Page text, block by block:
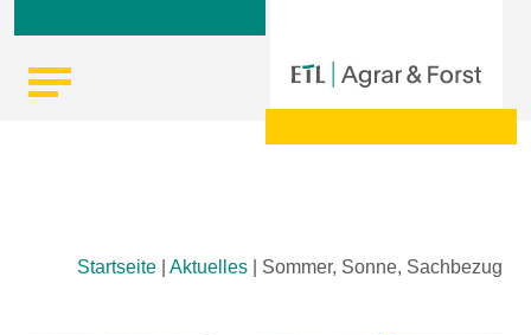
Startseite Aktuelles Sommer, Sonne, Sachbezug